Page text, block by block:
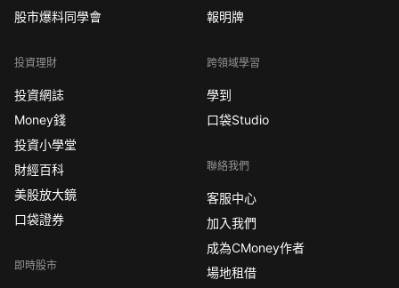
股市爆料同學會
投資理財
投資網誌
Money錢
投資小學堂
財經百科
美股放大鏡
口袋證券
即時股市
報明牌
跨領域學習
學到
口袋Studio
聯絡我們
客服中心
加入我們
成為CMoney作者
場地租借